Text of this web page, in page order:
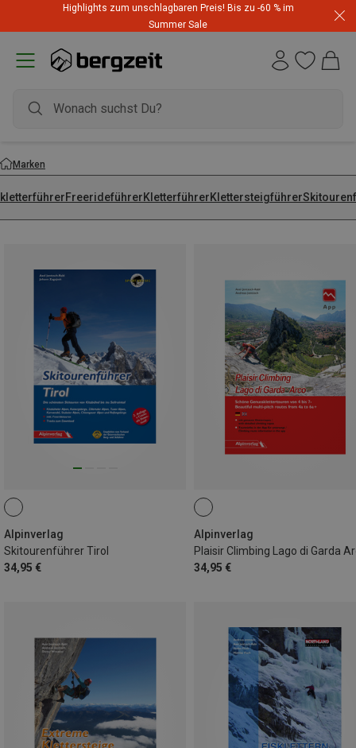
Highlights zum unschlagbaren Preis! Bis zu -60 % im
Summer Sale
Marken
FreerideführerKletterführerKlettersteigführer
Alpinverlag
Skitourenführer Tirol
34,95 €
Alpinverlag
34,95 €